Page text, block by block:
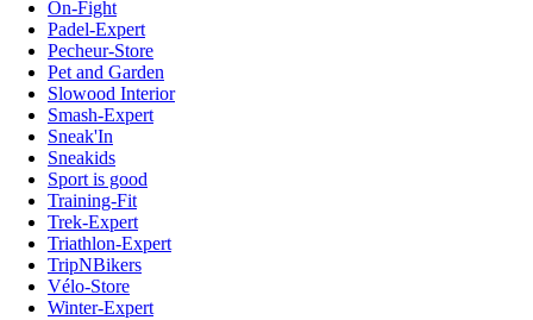
On-Fight
Padel-Expert
Pecheur-Store
Pet and Garden
Slowood Interior
Smash-Expert
Sneak'In
Sneakids
Sport is good
Training-Fit
Trek-Expert
Triathlon-Expert
TripNBikers
Vélo-Store
Winter-Expert